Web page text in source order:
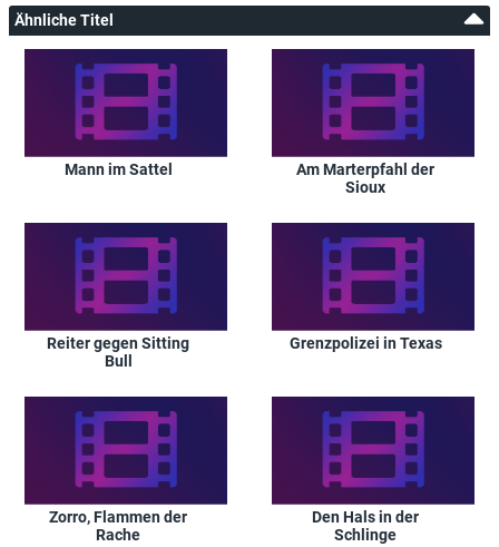
Ähnliche Titel
Mann im Sattel
Am Marterpfahl der
Sioux
Reiter gegen Sitting
Bull
Grenzpolizei in Texas
Zorro, Flammen der
Rache
Den Hals in der
Schlinge